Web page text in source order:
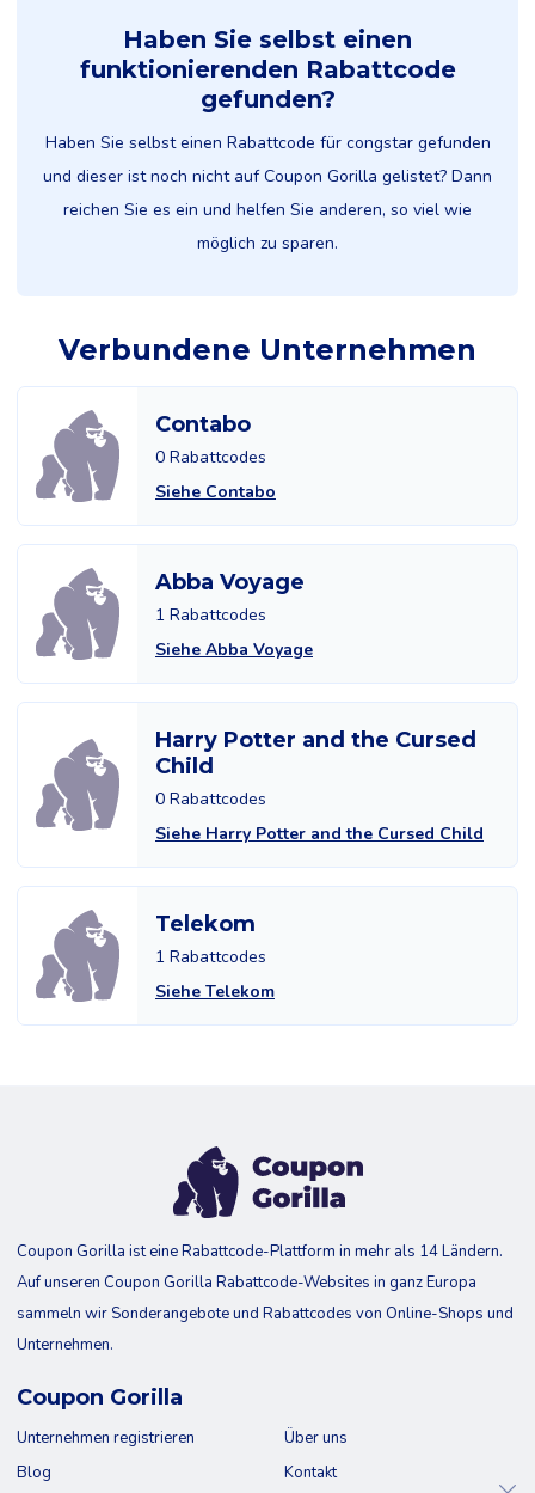
Haben Sie selbst einen
funktionierenden Rabattcode
gefunden?
Haben Sie selbst einen Rabattcode für congstar gefunden
und dieser ist noch nicht auf Coupon Gorilla gelistet? Dann
reichen Sie es ein und helfen Sie anderen, so viel wie
möglich zu sparen.
Verbundene Unternehmen
Contabo
0 Rabattcodes
Siehe Contabo
Abba Voyage
1 Rabattcodes
Siehe Abba Voyage
Harry Potter and the Cursed
Child
0 Rabattcodes
Siehe Harry Potter and the Cursed Child
Telekom
1 Rabattcodes
Siehe Telekom
Coupon Gorilla ist eine Rabattcode-Plattform in mehr als 14 Ländern.
Auf unseren Coupon Gorilla Rabattcode-Websites in ganz Europa
sammeln wir Sonderangebote und Rabattcodes von Online-Shops und
Unternehmen.
Coupon Gorilla
Unternehmen registrieren
Blog
Über uns
Kontakt